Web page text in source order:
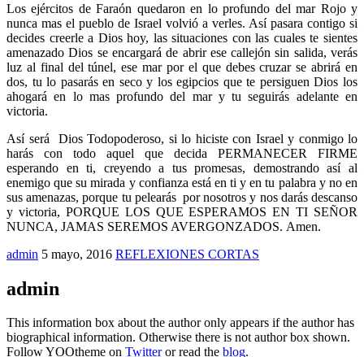
Los ejércitos de Faraón quedaron en lo profundo del mar Rojo y
nunca mas el pueblo de Israel volvió a verles. Así pasara contigo si
decides creerle a Dios hoy, las situaciones con las cuales te sientes
amenazado Dios se encargará de abrir ese callejón sin salida, verás
luz al final del túnel, ese mar por el que debes cruzar se abrirá en
dos, tu lo pasarás en seco y los egipcios que te persiguen Dios los
ahogará en lo mas profundo del mar y tu seguirás adelante en
victoria.
Así será Dios Todopoderoso, si lo hiciste con Israel y conmigo lo
harás con todo aquel que decida PERMANECER FIRME
esperando en ti, creyendo a tus promesas, demostrando así al
enemigo que su mirada y confianza está en ti y en tu palabra y no en
sus amenazas, porque tu pelearás por nosotros y nos darás descanso
y victoria, PORQUE LOS QUE ESPERAMOS EN TI SEÑOR
NUNCA, JAMAS SEREMOS AVERGONZADOS. Amen.
admin 5 mayo, 2016 REFLEXIONES CORTAS
admin
This information box about the author only appears if the author has
biographical information. Otherwise there is not author box shown.
Follow YOOtheme on Twitteror read the blog.